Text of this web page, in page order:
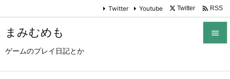
まみむめも
ゲームのプレイ日記とか

Twitter Youtube Twitter  RSS